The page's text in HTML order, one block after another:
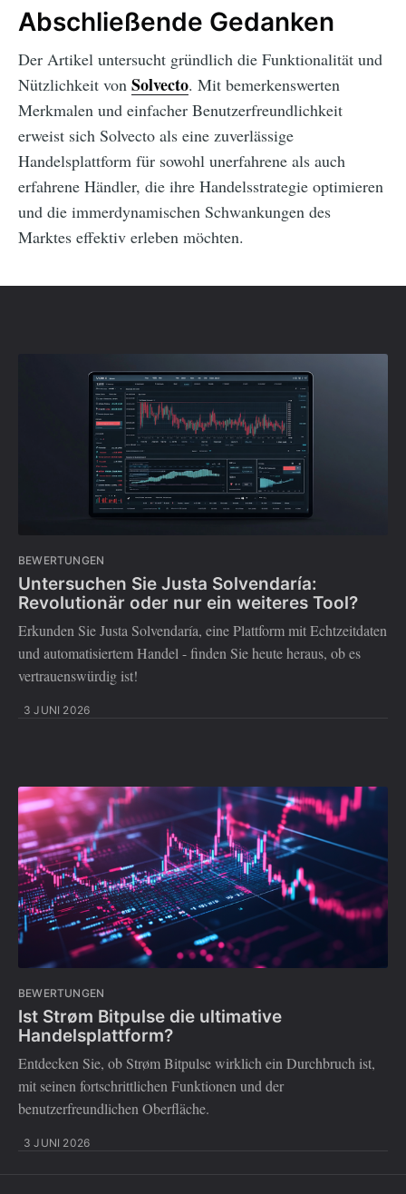
Abschließende Gedanken
Der Artikel untersucht gründlich die Funktionalität und
Nützlichkeit von Solvecto. Mit bemerkenswerten
Merkmalen und einfacher Benutzerfreundlichkeit
erweist sich Solvecto als eine zuverlässige
Handelsplattform für sowohl unerfahrene als auch
erfahrene Händler, die ihre Handelsstrategie optimieren
und die immerdynamischen Schwankungen des
Marktes effektiv erleben möchten.
BEWERTUNGEN
Untersuchen Sie Justa Solvendaría:
Revolutionär oder nur ein weiteres Tool?
Erkunden Sie Justa Solvendaría, eine Plattform mit Echtzeitdaten
und automatisiertem Handel - finden Sie heute heraus, ob es
vertrauenswürdig ist!
3 JUNI 2026
BEWERTUNGEN
Ist Strøm Bitpulse die ultimative
Handelsplattform?
Entdecken Sie, ob Strøm Bitpulse wirklich ein Durchbruch ist,
mit seinen fortschrittlichen Funktionen und der
benutzerfreundlichen Oberfläche.
3 JUNI 2026